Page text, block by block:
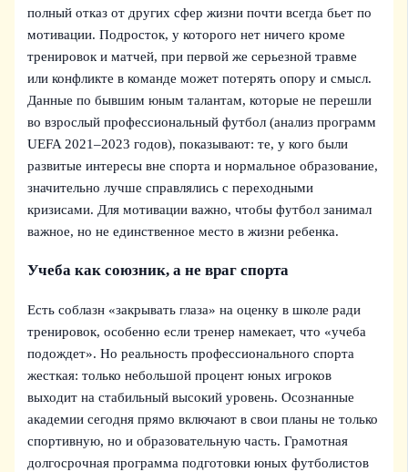
полный отказ от других сфер жизни почти всегда бьет по
мотивации. Подросток, у которого нет ничего кроме
тренировок и матчей, при первой же серьезной травме
или конфликте в команде может потерять опору и смысл.
Данные по бывшим юным талантам, которые не перешли
во взрослый профессиональный футбол (анализ программ
UEFA 2021–2023 годов), показывают: те, у кого были
развитые интересы вне спорта и нормальное образование,
значительно лучше справлялись с переходными
кризисами. Для мотивации важно, чтобы футбол занимал
важное, но не единственное место в жизни ребенка.
Учеба как союзник, а не враг спорта
Есть соблазн «закрывать глаза» на оценку в школе ради
тренировок, особенно если тренер намекает, что «учеба
подождет». Но реальность профессионального спорта
жесткая: только небольшой процент юных игроков
выходит на стабильный высокий уровень. Осознанные
академии сегодня прямо включают в свои планы не только
спортивную, но и образовательную часть. Грамотная
долгосрочная программа подготовки юных футболистов